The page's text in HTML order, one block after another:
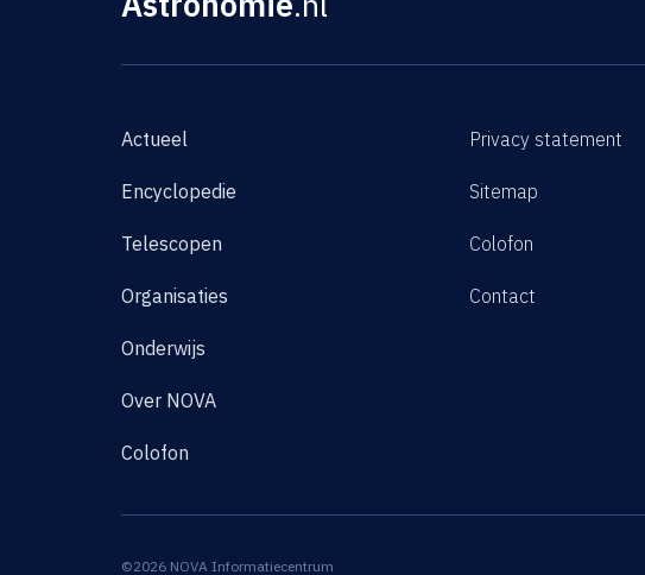
Actueel
Encyclopedie
Telescopen
Organisaties
Onderwijs
Over NOVA
Colofon
Privacy statement
Sitemap
Colofon
Contact
©2026 NOVA Informatiecentrum